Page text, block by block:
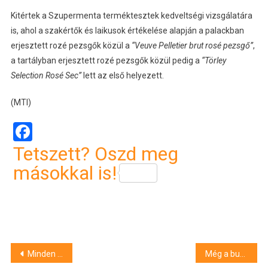
Kitértek a Szupermenta terméktesztek kedveltségi vizsgálatára
is, ahol a szakértők és laikusok értékelése alapján a palackban
erjesztett rozé pezsgők közül a “Veuve Pelletier brut rosé pezsgő”,
a tartályban erjesztett rozé pezsgők közül pedig a “Törley
Selection Rosé Sec” lett az első helyezett.
(MTI)
Facebook
Tetszett? Oszd meg
másokkal is!
Bejegyzés
Minden fenyőfajból bőséges kínállattal várják a vásárlókat a hazai termelők